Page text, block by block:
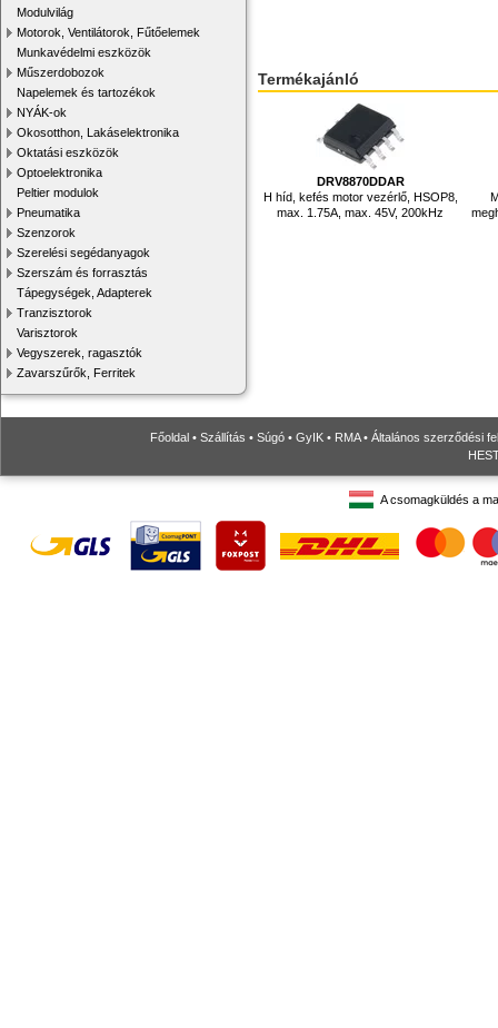
Modulvilág
Motorok, Ventilátorok, Fűtőelemek
Munkavédelmi eszközök
Műszerdobozok
Napelemek és tartozékok
NYÁK-ok
Okosotthon, Lakáselektronika
Oktatási eszközök
Optoelektronika
Peltier modulok
Pneumatika
Szenzorok
Szerelési segédanyagok
Szerszám és forrasztás
Tápegységek, Adapterek
Tranzisztorok
Varisztorok
Vegyszerek, ragasztók
Zavarszűrők, Ferritek
Termékajánló
DRV8870DDAR
H híd, kefés motor vezérlő, HSOP8,
max. 1.75A, max. 45V, 200kHz
Főoldal • Szállítás • Súgó • GyIK • RMA• Általános szerződési
A csomagküldés a